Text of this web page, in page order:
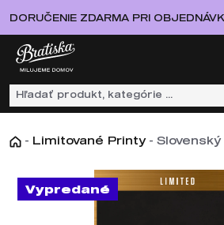
DORUČENIE ZDARMA PRI
- Limitované Printy -
Vypredané